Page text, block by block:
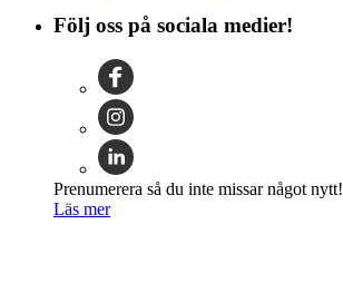
Följ oss på sociala medier!
Prenumerera så du inte missar något nytt!
Läs mer